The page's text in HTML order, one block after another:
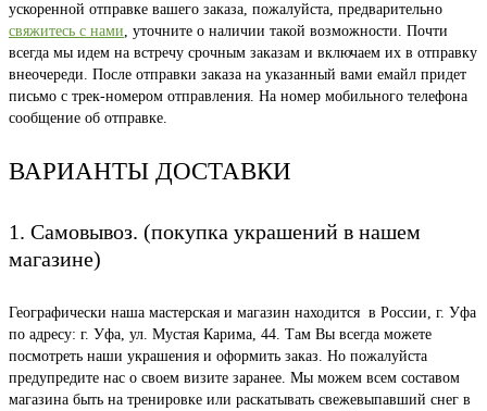
ускоренной отправке вашего заказа, пожалуйста, предварительно
свяжитесь с нами, уточните о наличии такой возможности. Почти
всегда мы идем на встречу срочным заказам и включаем их в отправку
внеочереди. После отправки заказа на указанный вами емайл придет
письмо с трек-номером отправления. На номер мобильного телефона
сообщение об отправке.
ВАРИАНТЫ ДОСТАВКИ
1. Самовывоз. (покупка украшений в нашем
магазине)
Географически наша мастерская и магазин находится в России, г. Уфа
по адресу: г. Уфа, ул. Мустая Карима, 44. Там Вы всегда можете
посмотреть наши украшения и оформить заказ. Но пожалуйста
предупредите нас о своем визите заранее. Мы можем всем составом
магазина быть на тренировке или раскатывать свежевыпавший снег в